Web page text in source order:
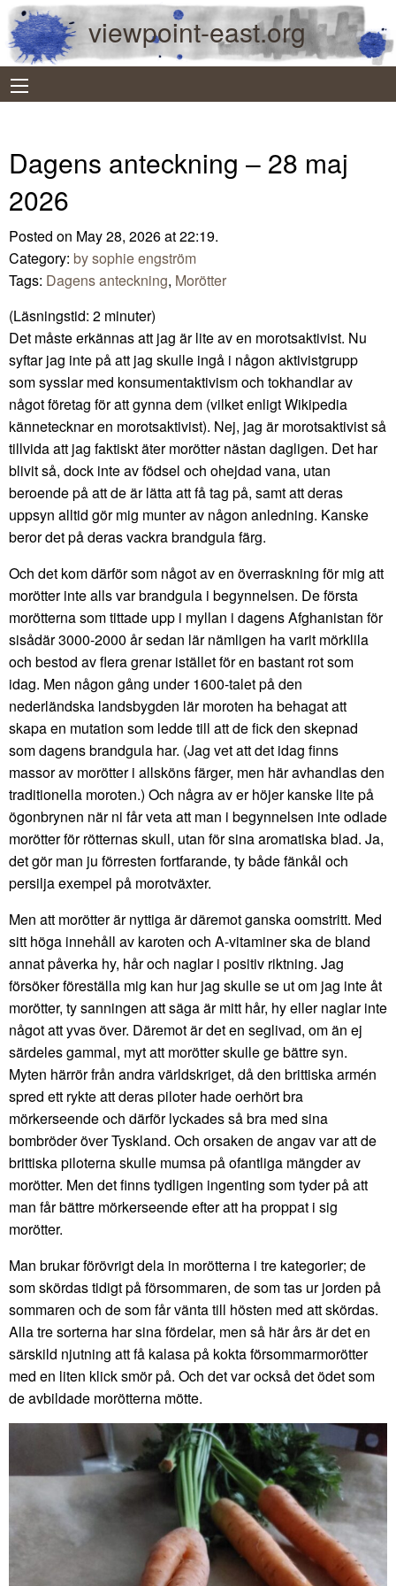
viewpoint-east.org
Dagens anteckning – 28 maj
2026
Posted on May 28, 2026 at 22:19.
Category: by sophie engström
Tags: Dagens anteckning, Morötter
(Läsningstid: 2 minuter)
Det måste erkännas att jag är lite av en morotsaktivist. Nu
syftar jag inte på att jag skulle ingå i någon aktivistgrupp
som sysslar med konsumentaktivism och tokhandlar av
något företag för att gynna dem (vilket enligt Wikipedia
kännetecknar en morotsaktivist). Nej, jag är morotsaktivist så
tillvida att jag faktiskt äter morötter nästan dagligen. Det har
blivit så, dock inte av födsel och ohejdad vana, utan
beroende på att de är lätta att få tag på, samt att deras
uppsyn alltid gör mig munter av någon anledning. Kanske
beror det på deras vackra brandgula färg.
Och det kom därför som något av en överraskning för mig att
morötter inte alls var brandgula i begynnelsen. De första
morötterna som tittade upp i myllan i dagens Afghanistan för
sisådär 3000-2000 år sedan lär nämligen ha varit mörklila
och bestod av flera grenar istället för en bastant rot som
idag. Men någon gång under 1600-talet på den
nederländska landsbygden lär moroten ha behagat att
skapa en mutation som ledde till att de fick den skepnad
som dagens brandgula har. (Jag vet att det idag finns
massor av morötter i allsköns färger, men här avhandlas den
traditionella moroten.) Och några av er höjer kanske lite på
ögonbrynen när ni får veta att man i begynnelsen inte odlade
morötter för rötternas skull, utan för sina aromatiska blad. Ja,
det gör man ju förresten fortfarande, ty både fänkål och
persilja exempel på morotväxter.
Men att morötter är nyttiga är däremot ganska oomstritt. Med
sitt höga innehåll av karoten och A-vitaminer ska de bland
annat påverka hy, hår och naglar i positiv riktning. Jag
försöker föreställa mig kan hur jag skulle se ut om jag inte åt
morötter, ty sanningen att säga är mitt hår, hy eller naglar inte
något att yvas över. Däremot är det en seglivad, om än ej
särdeles gammal, myt att morötter skulle ge bättre syn.
Myten härrör från andra världskriget, då den brittiska armén
spred ett rykte att deras piloter hade oerhört bra
mörkerseende och därför lyckades så bra med sina
bombröder över Tyskland. Och orsaken de angav var att de
brittiska piloterna skulle mumsa på ofantliga mängder av
morötter. Men det finns tydligen ingenting som tyder på att
man får bättre mörkerseende efter att ha proppat i sig
morötter.
Man brukar förövrigt dela in morötterna i tre kategorier; de
som skördas tidigt på försommaren, de som tas ur jorden på
sommaren och de som får vänta till hösten med att skördas.
Alla tre sorterna har sina fördelar, men så här års är det en
särskild njutning att få kalasa på kokta försommarmorötter
med en liten klick smör på. Och det var också det ödet som
de avbildade morötterna mötte.